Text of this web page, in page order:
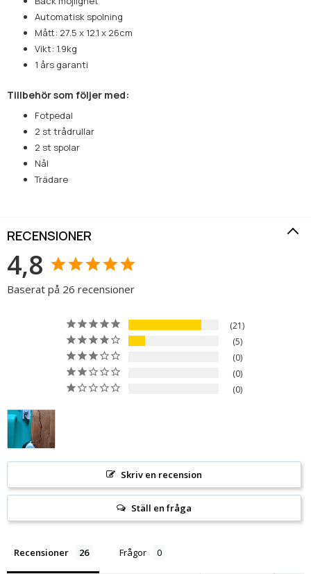
Automatisk spolning
Mått: 27.5 x 12.1 x 26cm
Vikt: 1.9kg
1 års garanti
Tillbehör som följer med:
Fotpedal
2 st trådrullar
2 st spolar
Nål
Trädare
RECENSIONER
4,8
Baserat på 26 recensioner
21
5
0
0
0
Skriv en recension
Ställ en fråga
Recensioner Frågor